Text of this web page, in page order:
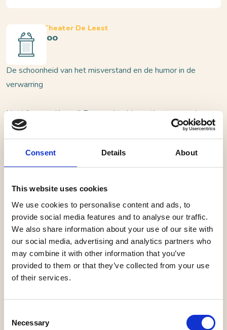
Consent Details About
This website uses cookies
We use cookies to personalise content and ads, to
provide social media features and to analyse our traffic.
We also share information about your use of our site with
our social media, advertising and analytics partners who
may combine it with other information that you’ve
provided to them or that they’ve collected from your use
of their services.
Selection
Necessary
Waalwijk, Theater De Leest
Kommil Foo
De schoonheid van het misverstand en de humor in de
verwarring
Het Vlaamse Kommil Foo maakt al jaren theater waarin
ontroering, hilariteit, prachtige songs en een absurde
beeldtaal om voorrang vechten. Voorstellingen over de
mens en zijn alledaagse tragiek die je op het puntje van
de stoel houden en waarbij je vaak niet weet of je nou
moet lachen of huilen.
In hun nieuwe voorstelling ‘Babel’ gaan Raf en Mich
Walschaerts op zoek naar de schoonheid van het
misverstand, de humor in de verwarring en de tragiek
van het niet-gezegde. De één zegt dit, de ander hoort
dat en denkt vervolgens: wát? “Theater op het hoogste
niveau, in een volstrekt unieke stijl. Onweerstaanbaar
grappig.” (De Standaard ***** over hun vorige